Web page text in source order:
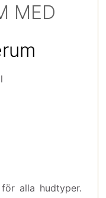
MED
alla hudtyper.